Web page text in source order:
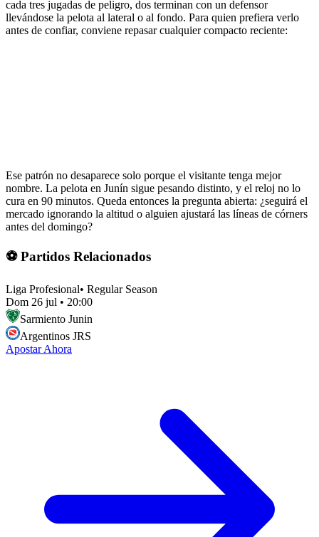
cada tres jugadas de peligro, dos terminan con un defensor
llevándose la pelota al lateral o al fondo. Para quien prefiera verlo
antes de confiar, conviene repasar cualquier compacto reciente:
Ese patrón no desaparece solo porque el visitante tenga mejor
nombre. La pelota en Junín sigue pesando distinto, y el reloj no lo
cura en 90 minutos. Queda entonces la pregunta abierta: ¿seguirá el
mercado ignorando la altitud o alguien ajustará las líneas de córners
antes del domingo?
⚽ Partidos Relacionados
Liga Profesional• Regular Season
Dom 26 jul • 20:00
Sarmiento Junin
Argentinos JRS
Apostar Ahora